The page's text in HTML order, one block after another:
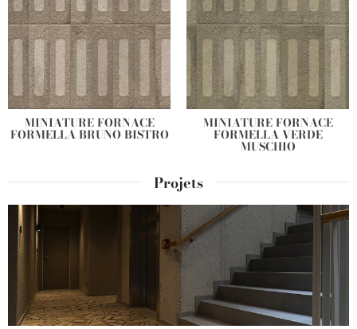
MINIATURE FORNACE
FORMELLA BRUNO BISTRO
MINIATURE FORNACE
FORMELLA VERDE
MUSCHIO
Projets